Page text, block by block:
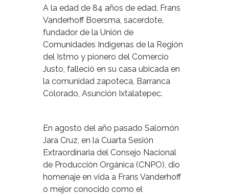
A la edad de 84 años de edad, Frans
Vanderhoff Boersma, sacerdote,
fundador de la Unión de
Comunidades Indígenas de la Región
del Istmo y pionero del Comercio
Justo, falleció en su casa ubicada en
la comunidad zapoteca, Barranca
Colorado, Asunción Ixtalatepec.
En agosto del año pasado Salomón
Jara Cruz, en la Cuarta Sesión
Extraordinaria del Consejo Nacional
de Producción Orgánica (CNPO), dio
homenaje en vida a Frans Vanderhoff
o mejor conocido como el